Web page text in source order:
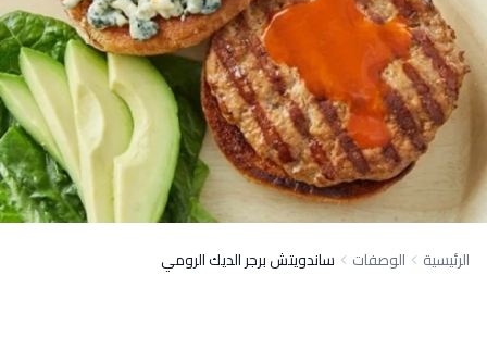
الرئيسية الوصفات ساندويتش برجر الديك الرومي